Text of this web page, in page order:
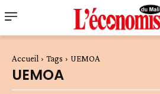
Accueil Tags UEMOA
UEMOA